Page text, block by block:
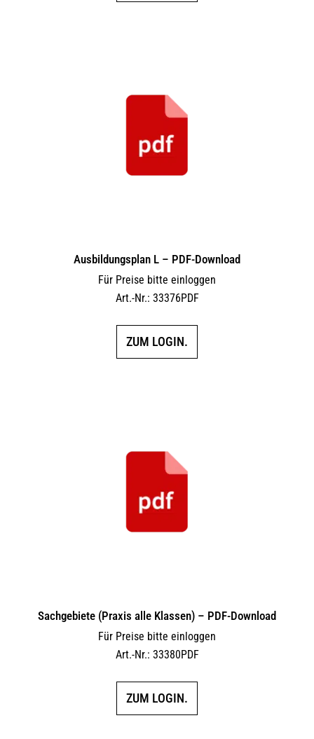
Ausbildungsplan L – PDF-Download
Für Preise bitte einloggen
Art.-Nr.: 33376PDF
ZUM LOGIN.
Sachgebiete (Praxis alle Klassen) – PDF-Download
Für Preise bitte einloggen
Art.-Nr.: 33380PDF
ZUM LOGIN.